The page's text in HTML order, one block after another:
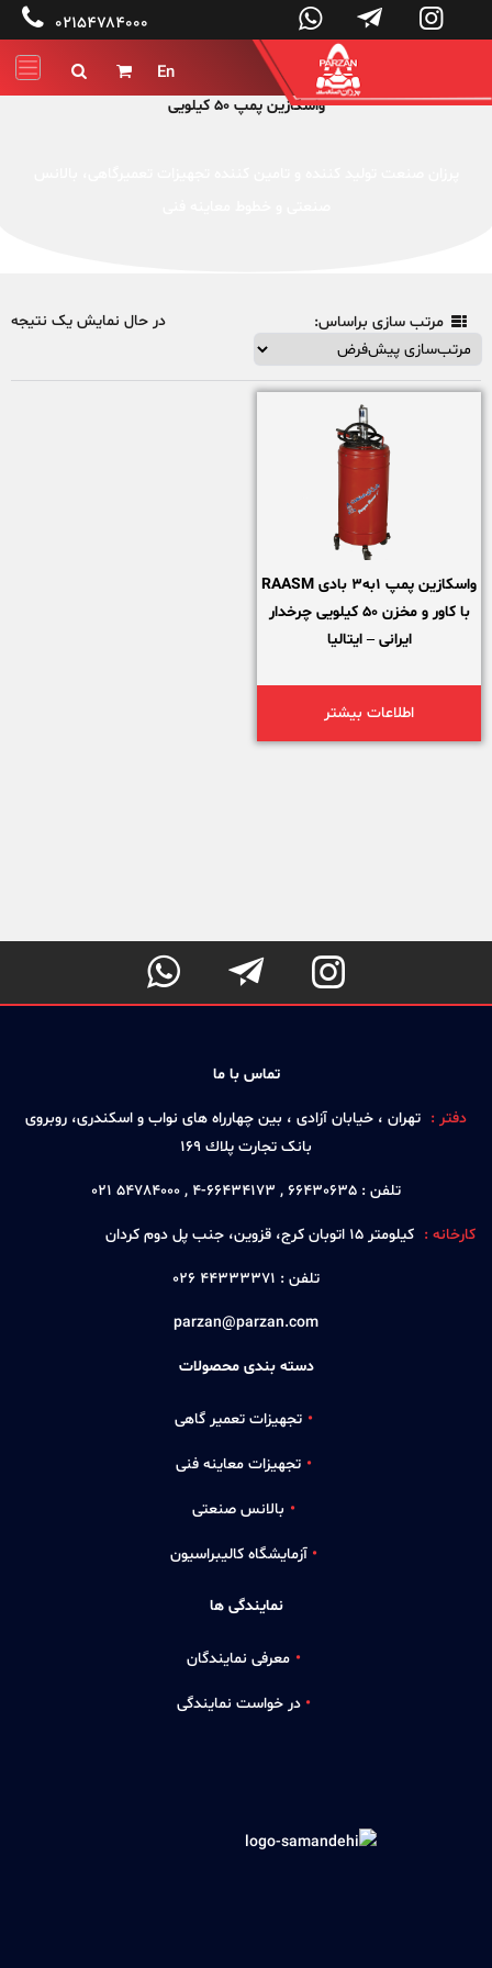



 ۰۲۱۵۴۷۸۴۰۰۰
En


واسکازین پمپ 50 کیلویی
در حال نمایش یک نتیجه  مرتب سازی براساس:
واسکازین پمپ 1به3 بادی RAASM
با کاور و مخزن 50 کیلویی چرخدار
ایرانی – ایتالیا
اطلاعات بیشتر



تماس با ما
دفتر : تهران ، خيابان آزادی ، بين چهارراه های نواب و اسكندری، روبروی
بانک تجارت پلاك 169
تلفن : 66430635 , 66434173-4 , 54784000 021
کارخانه : كيلومتر 15 اتوبان كرج، قزوين، جنب پل دوم كردان
تلفن : 44333371 026
parzan@parzan.com
دسته بندی محصولات
تجهیزات تعمیر گاهی
تجهیزات معاینه فنی
بالانس صنعتی
آزمایشگاه کالیبراسیون
نمایندگی ها
معرفی نمایندگان
در خواست نمایندگی